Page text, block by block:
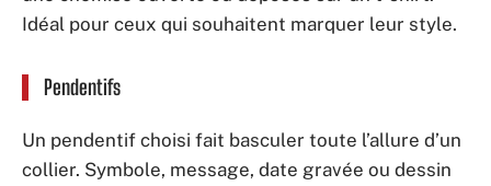
Idéal pour ceux qui souhaitent marquer leur style.
Pendentifs
Un pendentif choisi fait basculer toute l’allure d’un
collier. Symbole, message, date gravée ou dessin